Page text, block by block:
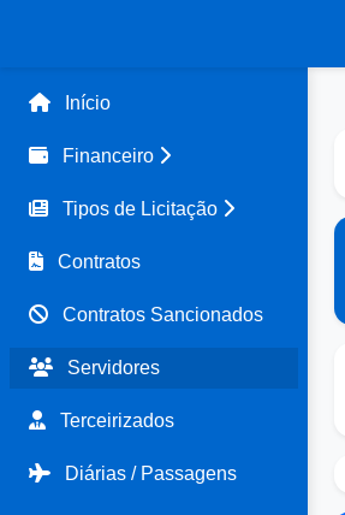
Início
Financeiro
Tipos de Licitação
Contratos
Contratos Sancionados
Servidores
Terceirizados
Diárias / Passagens